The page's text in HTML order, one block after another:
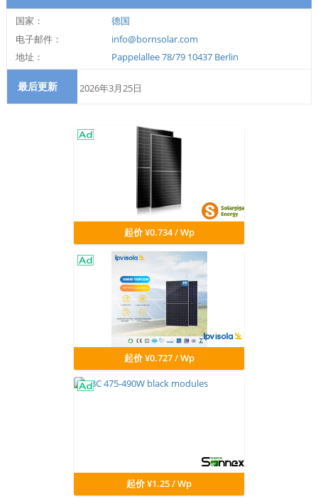
国家：
德国
电子邮件：
info@bornsolar.com
地址：
Pappelallee 78/79 10437 Berlin
最后更新 2026年3月25日
起价 ¥0.734 / Wp
起价 ¥0.727 / Wp
起价 ¥1.25 / Wp